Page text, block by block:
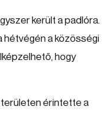
került a padlóra.
hétvégén a közösségi
hogy
területen érintette a